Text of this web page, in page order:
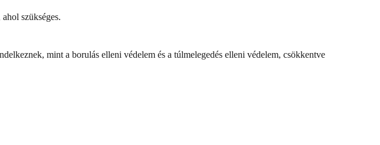
szükséges.
mint a borulás elleni védelem és a túlmelegedés elleni védelem, csökkentve